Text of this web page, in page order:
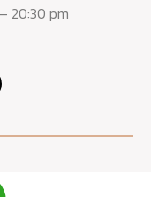
20:30 pm